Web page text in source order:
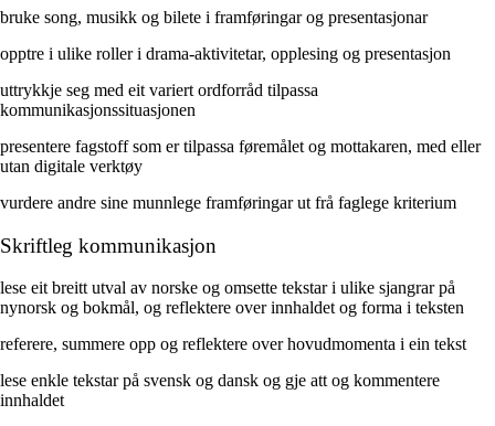
bruke song, musikk og bilete i framføringar og presentasjonar
opptre i ulike roller i drama-aktivitetar, opplesing og presentasjon
uttrykkje seg med eit variert ordforråd tilpassa
kommunikasjonssituasjonen
presentere fagstoff som er tilpassa føremålet og mottakaren, med eller
utan digitale verktøy
vurdere andre sine munnlege framføringar ut frå faglege kriterium
Skriftleg kommunikasjon
lese eit breitt utval av norske og omsette tekstar i ulike sjangrar på
nynorsk og bokmål, og reflektere over innhaldet og forma i teksten
referere, summere opp og reflektere over hovudmomenta i ein tekst
lese enkle tekstar på svensk og dansk og gje att og kommentere
innhaldet